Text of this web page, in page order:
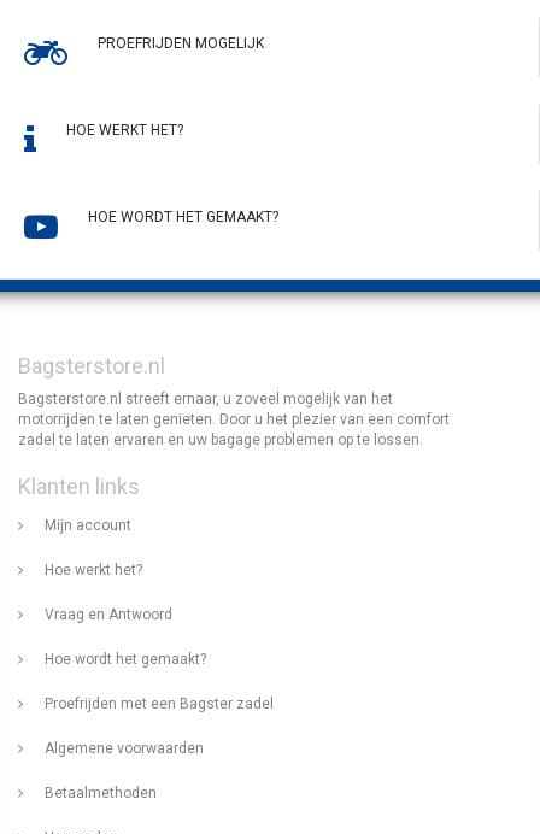
PROEFRIJDEN MOGELIJK
HOE WERKT HET?
HOE WORDT HET GEMAAKT?
Bagsterstore.nl
Bagsterstore.nl streeft ernaar, u zoveel mogelijk van het
motorrijden te laten genieten. Door u het plezier van een comfort
zadel te laten ervaren en uw bagage problemen op te lossen.
Klanten links
Mijn account
Hoe werkt het?
Vraag en Antwoord
Hoe wordt het gemaakt?
Proefrijden met een Bagster zadel
Algemene voorwaarden
Betaalmethoden